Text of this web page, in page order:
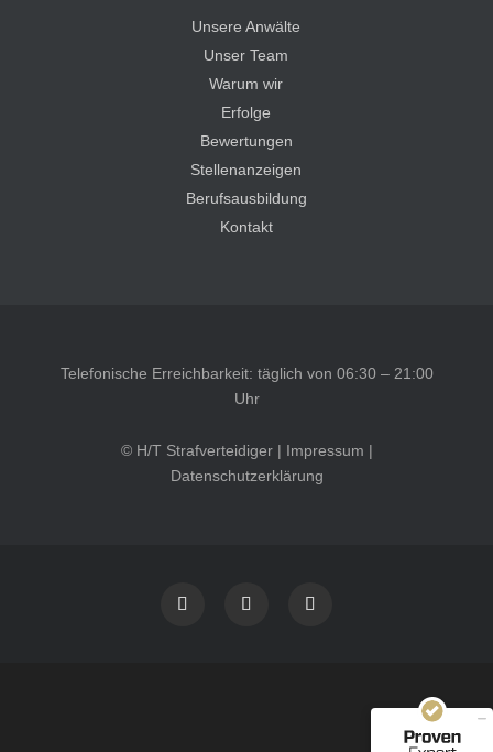
Unsere Anwälte
Unser Team
Warum wir
Erfolge
Bewertungen
Stellenanzeigen
Berufsausbildung
Kontakt
Telefonische Erreichbarkeit: täglich von 06:30 – 21:00
Uhr
© H/T Strafverteidiger | Impressum |
Datenschutzerklärung
40